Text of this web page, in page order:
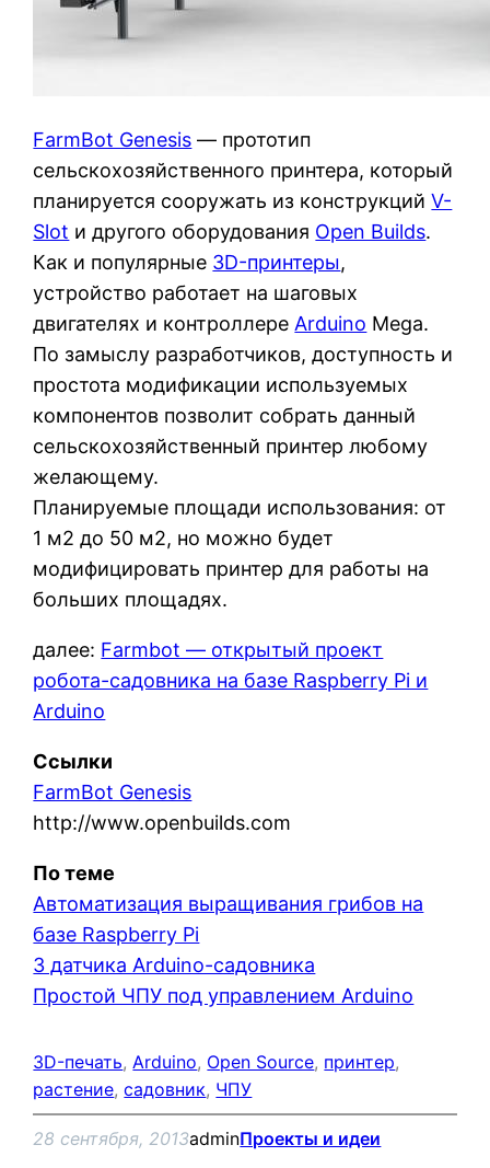
FarmBot Genesis — прототип
сельскохозяйственного принтера, который
планируется сооружать из конструкцийV-
Slot и другого оборудования Open Builds.
Как и популярные 3D-принтеры,
устройство работает на шаговых
двигателях и контроллереArduino Mega.
По замыслу разработчиков, доступность и
простота модификации используемых
компонентов позволит собрать данный
сельскохозяйственный принтер любому
желающему.
Планируемые площади использования: от
1 м2 до 50 м2, но можно будет
модифицировать принтер для работы на
больших площадях.
далее: Farmbot — открытый проект
робота-садовника на базе Raspberry Pi и
Arduino
Ссылки
FarmBot Genesis
http://www.openbuilds.com
По теме
Автоматизация выращивания грибов на
базе Raspberry Pi
3 датчика Arduino-садовника
Простой ЧПУ под управлением Arduino
3D-печать, Arduino, Open Source, принтер
растение, садовник, ЧПУ
28 сентября, 2013adminПроекты и идеи